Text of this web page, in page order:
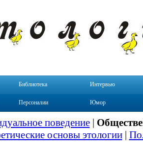
Библиотека Интервью
Персоналии Юмор
поведение|
основы этологии|